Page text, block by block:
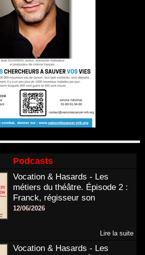
Podcasts
Vocation & Hasards - Les
métiers du théâtre. Épisode 2 :
Franck, régisseur son
12/06/2026
Lire la suite
Vocation & Hasards - Les